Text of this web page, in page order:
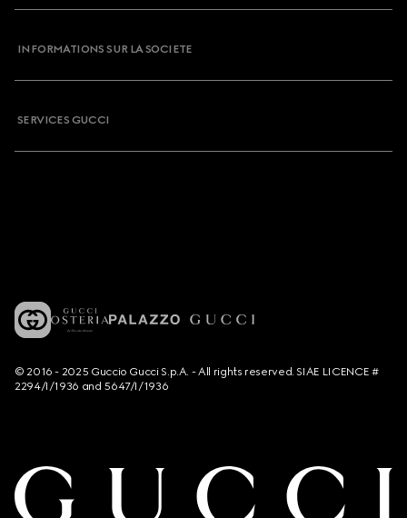
INFORMATIONS SUR LA SOCIETE
SERVICES GUCCI
© 2016 - 2025 Guccio Gucci S.p.A. - All rights reserved. SIAE LICENCE #
2294/I/1936 and 5647/I/1936